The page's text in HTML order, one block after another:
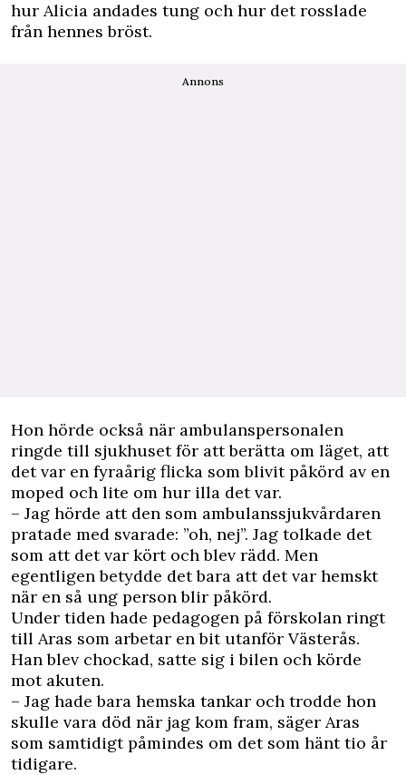
hur Alicia andades tung och hur det rosslade
från hennes bröst.
Annons
Hon hörde också när ambulanspersonalen
ringde till sjukhuset för att berätta om läget, att
det var en fyraårig flicka som blivit påkörd av en
moped och lite om hur illa det var.
– Jag hörde att den som ambulanssjukvårdaren
pratade med svarade: ”oh, nej”. Jag tolkade det
som att det var kört och blev rädd. Men
egentligen betydde det bara att det var hemskt
när en så ung person blir påkörd.
Under tiden hade pedagogen på förskolan ringt
till Aras som arbetar en bit utanför Västerås.
Han blev chockad, satte sig i bilen och körde
mot akuten.
– Jag hade bara hemska tankar och trodde hon
skulle vara död när jag kom fram, säger Aras
som samtidigt påmindes om det som hänt tio år
tidigare.